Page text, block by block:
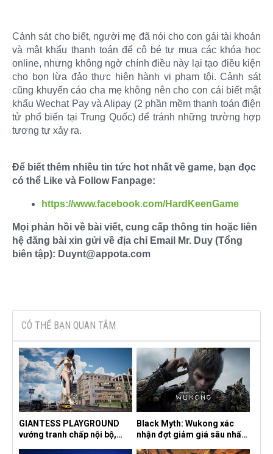
Cảnh sát cho biết, người mẹ đã nói cho con gái tài khoản
và mật khẩu thanh toán để cô bé tự mua các khóa học
online, nhưng không ngờ chính điều này lại tạo điều kiện
cho bọn lừa đảo thực hiện hành vi phạm tội. Cảnh sát
cũng khuyến cáo cha mẹ không nên cho con cái biết mật
khẩu Wechat Pay và Alipay (2 phần mềm thanh toán điện
tử phổ biến tại Trung Quốc) để tránh những trường hợp
tương tự xảy ra.
Để biết thêm nhiều tin tức hot nhất về game, bạn đọc
có thể Like và Follow Fanpage:
https://www.facebook.com/HardKeenGame
Mọi phản hồi về bài viết, cung cấp thông tin hoặc liên
hệ đăng bài xin gửi về địa chỉ Email Mr. Duy (Tổng
biên tập): Duynt@appota.com
CÓ THỂ BẠN QUAN TÂM
GIANTESS PLAYGROUND
vướng tranh chấp nội bộ,
Black Myth: Wukong xác
nhận đợt giảm giá sâu nhất